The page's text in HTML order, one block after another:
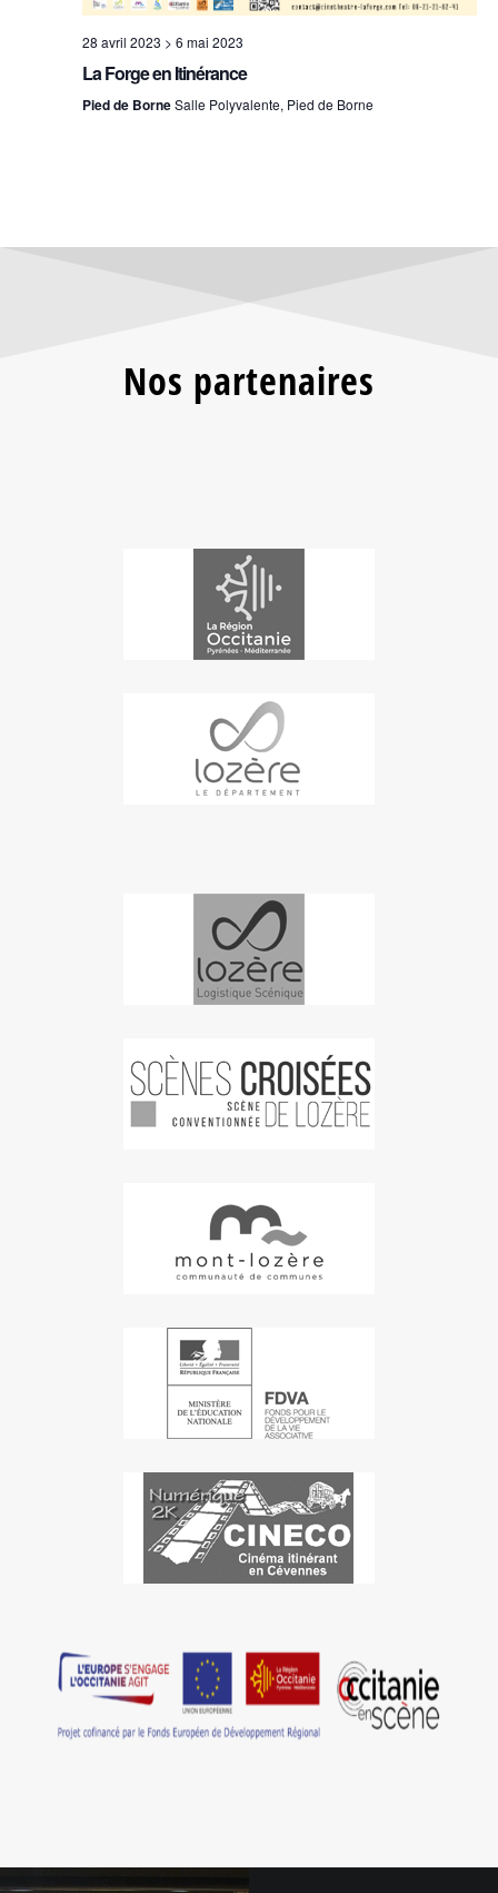
28 avril 2023 > 6 mai 2023
La Forge en Itinérance
Pied de BorneSalle Polyvalente, Pied de Borne
Nos partenaires